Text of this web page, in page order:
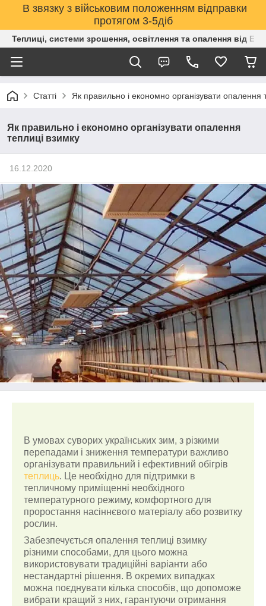
В звязку з військовим положенням відправки
протягом 3-5діб
Теплиці, системи зрошення, освітлення та опалення від
Статті Як правильно і економно організувати опалення
Як правильно і економно організувати опалення
теплиці взимку
16.12.2020
В умовах суворих українських зим, з різкими
перепадами і зниження температури важливо
організувати правильний і ефективний обігрів
теплиць. Це необхідно для підтримки в
тепличному приміщенні необхідного
температурного режиму, комфортного для
проростання насіннєвого матеріалу або розвитку
рослин.
Забезпечується опалення теплиці взимку
різними способами, для цього можна
використовувати традиційні варіанти або
нестандартні рішення. В окремих випадках
можна поєднувати кілька способів, що допоможе
вибрати кращий з них, гарантуючи отримання